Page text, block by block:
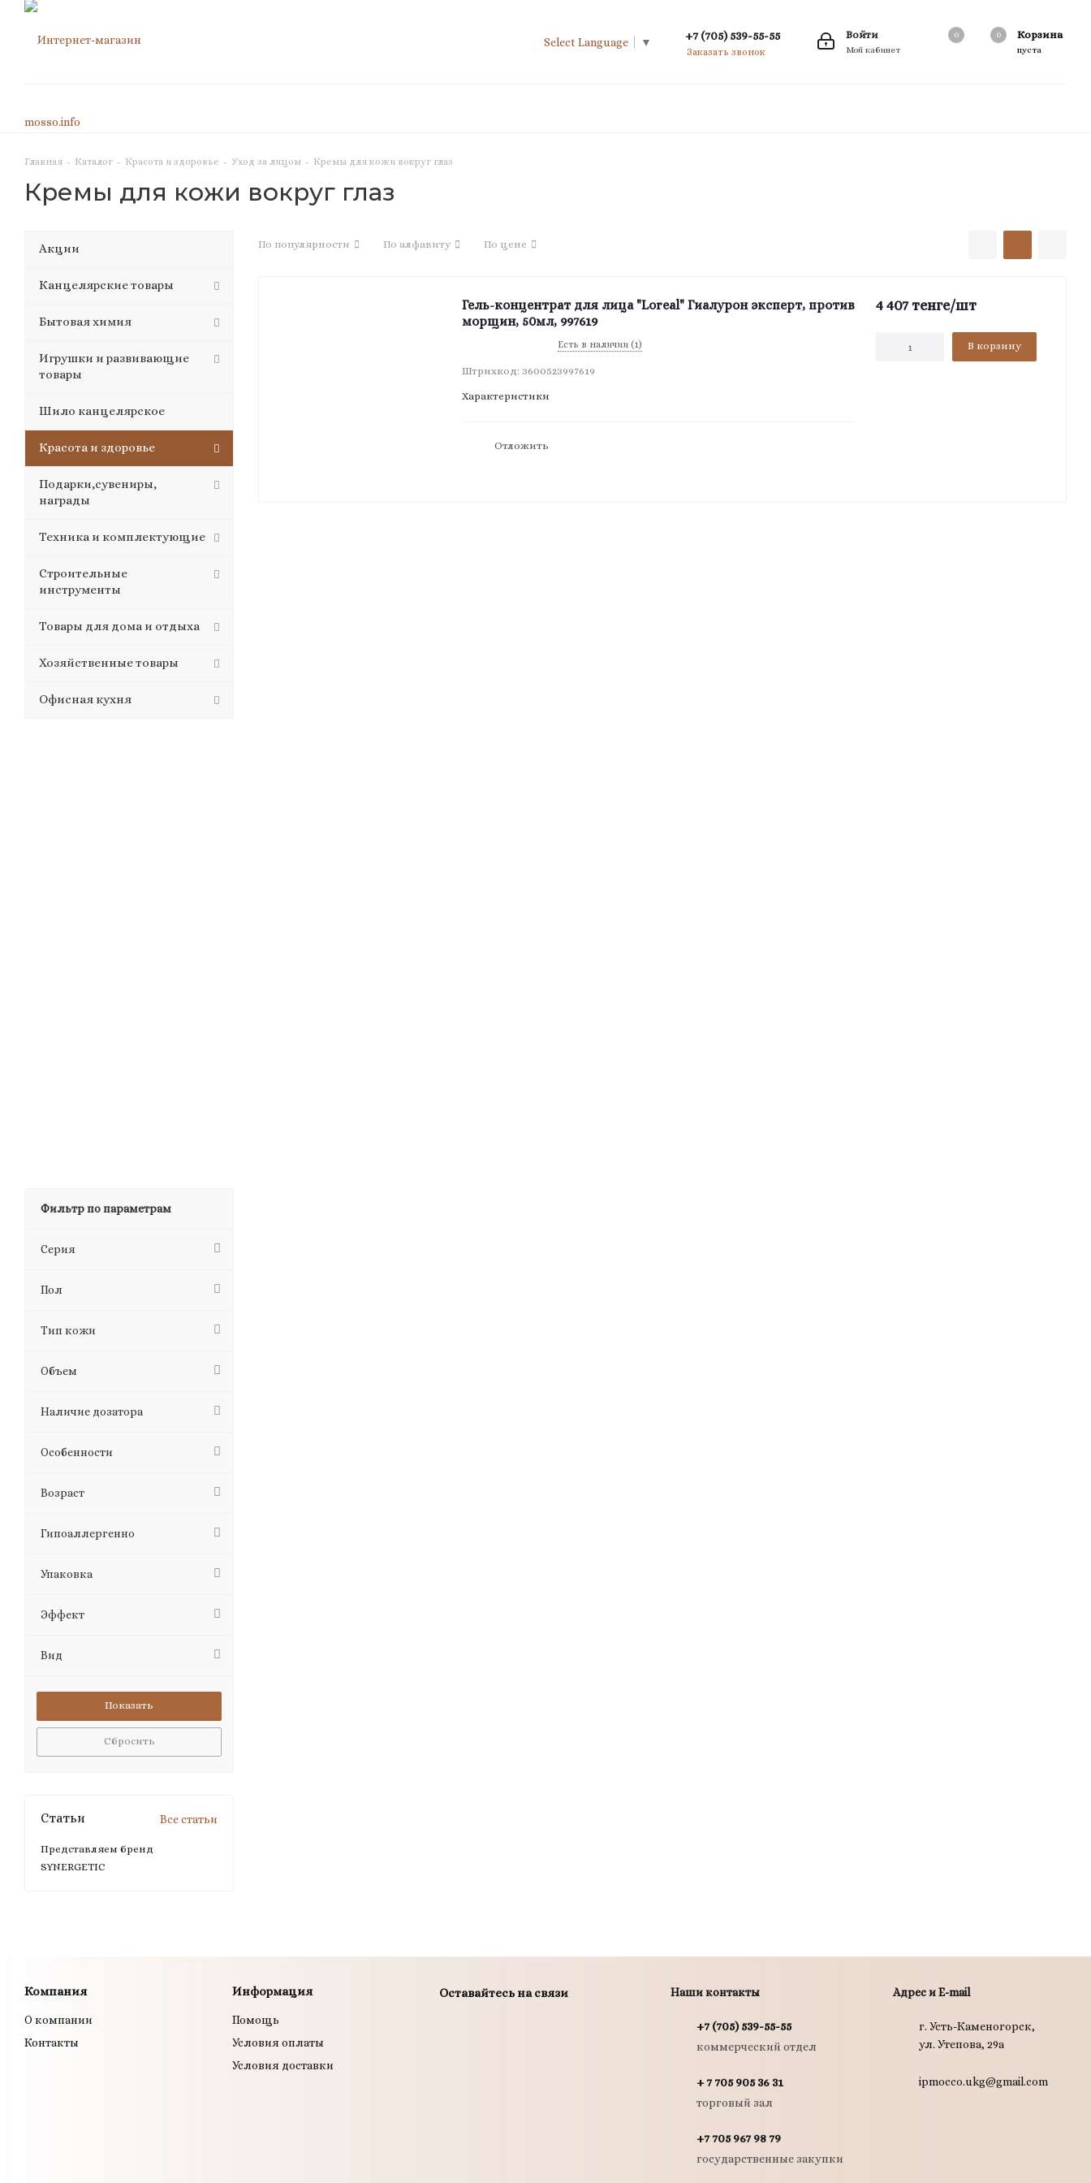
0 Корзина
0
пуста
0
Войти
Мой кабинет
Select Language ▼
+7 (705) 539-55-55
Заказать звонок
Главная - Каталог - Красота и здоровье - Уход за лицом - Кремы для кожи вокруг глаз
Кремы для кожи вокруг глаз
По популярности По алфавиту По цене
Гель-концентрат для лица "Loreal" Гиалурон эксперт, против
морщин, 50мл, 997619
Есть в наличии (1)
Штрихкод: 3600523997619
Характеристики
Отложить
4 407тенге/шт
В корзину
Акции
Канцелярские товары
Бытовая химия
Игрушки и развивающие
товары
Шило канцелярское
Красота и здоровье
Подарки,сувениры,
награды
Техника и комплектующие
Строительные
инструменты
Товары для дома и отдыха
Хозяйственные товары
Офисная кухня
Фильтр по параметрам
Серия
Пол
Тип кожи
Объем
Наличие дозатора
Особенности
Возраст
Гипоаллергенно
Упаковка
Эффект
Вид
Сбросить
Статьи Все статьи
Представляем бренд
SYNERGETIC
Компания
О компании
Контакты
Информация
Помощь
Условия оплаты
Условия доставки
Оставайтесь на связи Наши контакты
+7 (705) 539-55-55
коммерческий отдел
+ 7 705 905 36 31
торговый зал
+7 705 967 98 79
государственные закупки
Адрес и E-mail
г. Усть-Каменогорск,
ул. Утепова, 29а
ipmocco.ukg@gmail.com